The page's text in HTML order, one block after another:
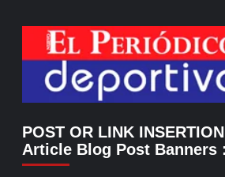
POST OR LINK INSERTION
Article Blog Post Banners :